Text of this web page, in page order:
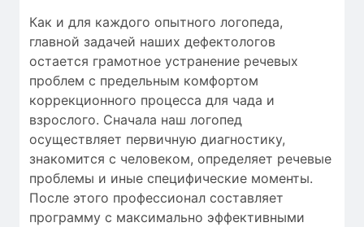
Как и для каждого опытного логопеда,
главной задачей наших дефектологов
остается грамотное устранение речевых
проблем с предельным комфортом
коррекционного процесса для чада и
взрослого. Сначала наш логопед
осуществляет первичную диагностику,
знакомится с человеком, определяет речевые
проблемы и иные специфические моменты.
После этого профессионал составляет
программу с максимально эффективными